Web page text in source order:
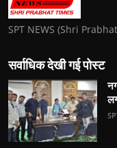
SPT NEWS (Shri
सर्वाधिक देखी गई पोस्ट